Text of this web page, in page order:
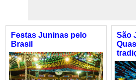
Festas Juninas pelo
Brasil
São